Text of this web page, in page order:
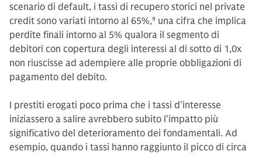
scenario di default, i tassi di recupero storici nel private
credit sono variati intorno al 65%,9 una cifra che implica
perdite finali intorno al 5% qualora il segmento di
debitori con copertura degli interessi al di sotto di 1,0x
non riuscisse ad adempiere alle proprie obbligazioni di
pagamento del debito.
I prestiti erogati poco prima che i tassi d’interesse
iniziassero a salire avrebbero subito l’impatto più
significativo del deterioramento dei fondamentali. Ad
esempio, quando i tassi hanno raggiunto il picco di circa